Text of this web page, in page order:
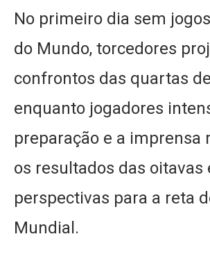
No primeiro dia sem
do Mundo, torcedores
confrontos das quartas
enquanto jogadores
preparação e a imprensa
os resultados das oitavas
perspectivas para a reta
Mundial.